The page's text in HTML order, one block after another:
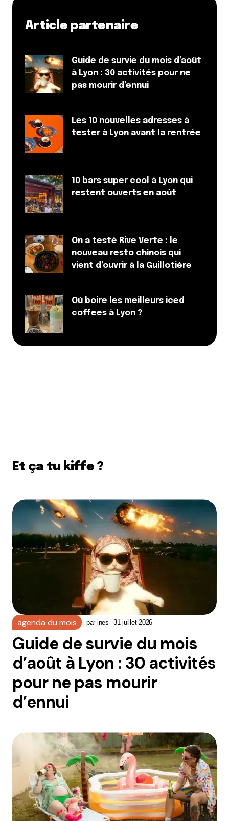
Article partenaire
Guide de survie du mois d’août
à Lyon : 30 activités pour ne
pas mourir d’ennui
Les 10 nouvelles adresses à
tester à Lyon avant la rentrée
10 bars super cool à Lyon qui
restent ouverts en août
On a testé Rive Verte : le
nouveau resto chinois qui
vient d’ouvrir à la Guillotière
Où boire les meilleurs iced
coffees à Lyon ?
Et ça tu kiffe ?
agenda du mois par ines 31 juillet 2026
Guide de survie du mois
d’août à Lyon : 30 activités
pour ne pas mourir
d’ennui